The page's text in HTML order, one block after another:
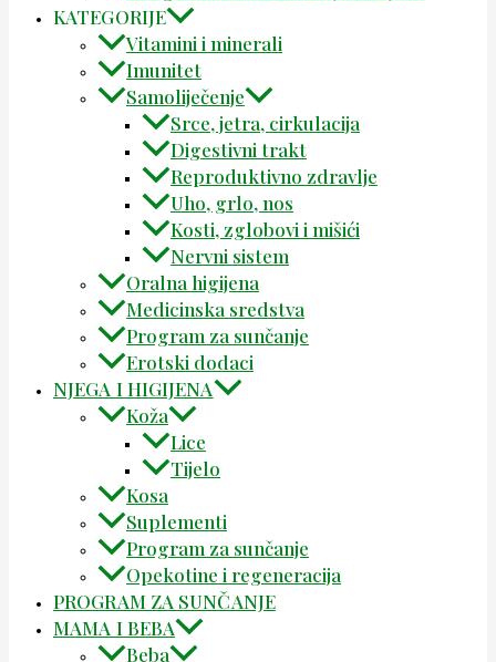
KATEGORIJE
Vitamini i minerali
Imunitet
Samoliječenje
Srce, jetra, cirkulacija
Digestivni trakt
Reproduktivno zdravlje
Uho, grlo, nos
Kosti, zglobovi i mišići
Nervni sistem
Oralna higijena
Medicinska sredstva
Program za sunčanje
Erotski dodaci
NJEGA I HIGIJENA
Koža
Lice
Tijelo
Kosa
Suplementi
Program za sunčanje
Opekotine i regeneracija
PROGRAM ZA SUNČANJE
MAMA I BEBA
Beba